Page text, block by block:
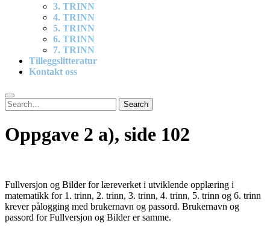
3. TRINN
4. TRINN
5. TRINN
6. TRINN
7. TRINN
Tilleggslitteratur
Kontakt oss
Search
for:
Search
Oppgave 2 a), side 102
Fullversjon og Bilder for læreverket i utviklende opplæring i
matematikk for 1. trinn, 2. trinn, 3. trinn, 4. trinn, 5. trinn og 6. trinn
krever pålogging med brukernavn og passord. Brukernavn og
passord for Fullversjon og Bilder er samme.